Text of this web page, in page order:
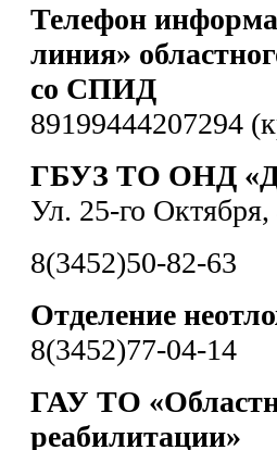
Телефон
линия»
со СПИД
89199444207294
ГБУЗ ТО ОНД
Ул. 25-го Октября,
8(3452)50-82-63
Отделение
8(3452)77-04-14
ГАУ ТО
реабилитации»